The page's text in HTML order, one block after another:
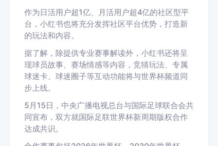
作为日活用户超1亿、月活用户超4亿的社区型平
台，小红书也将充分发挥社区平台优势，打造新
的玩法和内容。
据了解，除提供专业赛事解读外，小红书还将呈
现球员故事、赛场情感等内容，竞猜玩法、专属
球迷卡、球迷圈子等互动功能将与世界杯频道同
步上线。
5月15日，中央广播电视总台与国际足球联合会共
同宣布，双方就国际足联世界杯新周期版权合作
达成共识。